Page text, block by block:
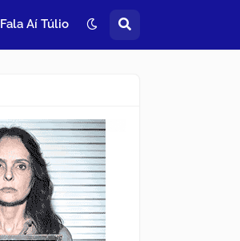
Fala Aí Túlio